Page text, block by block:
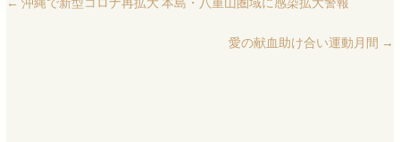
愛の献血助け合い運動月間 →